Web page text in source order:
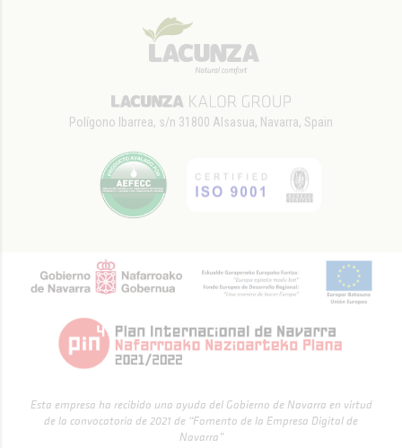
Polígono Ibarrea, s/n 31800 Alsasua, Navarra, Spain
Esta empresa ha recibido una ayuda del Gobierno de Navarra en virtud
de la convocatoria de 2021 de “Fomento de la Empresa Digital de
Navarra”